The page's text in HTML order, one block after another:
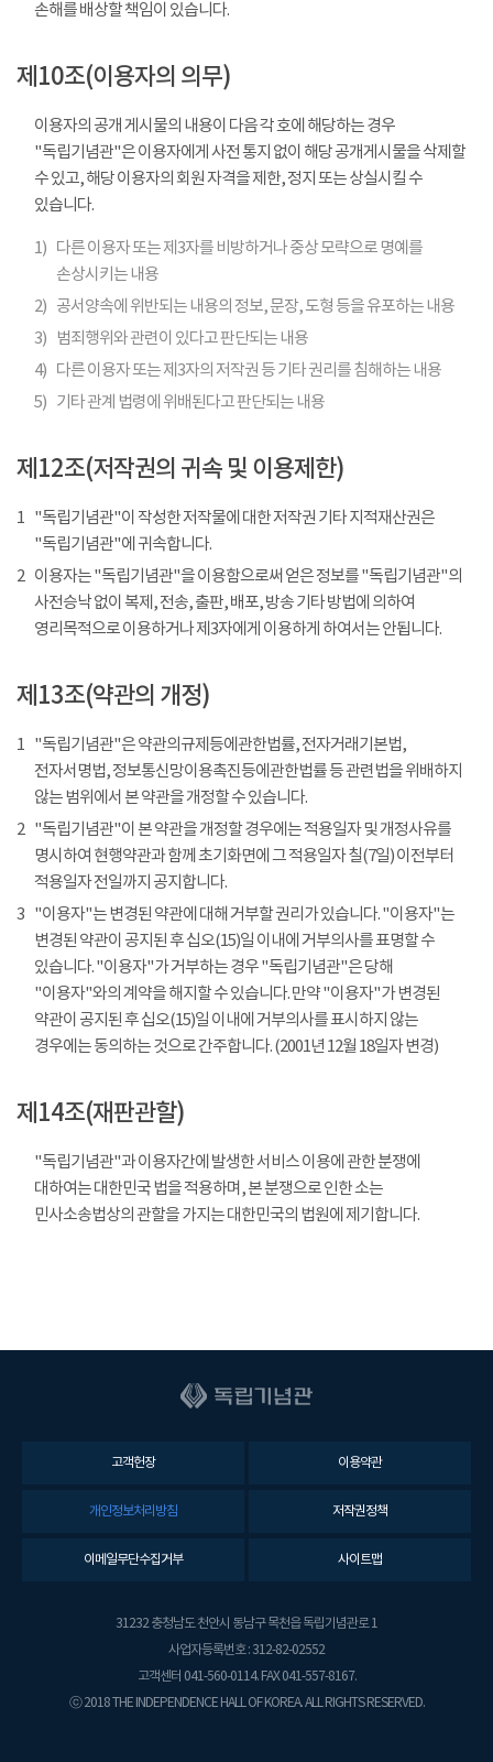
손해를 배상할 책임이 있습니다.
제10조(이용자의 의무)
이용자의 공개 게시물의 내용이 다음 각 호에 해당하는 경우
"독립기념관"은 이용자에게 사전 통지 없이 해당 공개게시물을 삭제할
수 있고, 해당 이용자의 회원 자격을 제한, 정지 또는 상실시킬 수
있습니다.
1) 다른 이용자 또는 제3자를 비방하거나 중상 모략으로 명예를
손상시키는 내용
2) 공서양속에 위반되는 내용의 정보, 문장, 도형 등을 유포하는 내용
3)
범죄행위와 관련이 있다고 판단되는 내용
4) 다른 이용자 또는 제3자의 저작권 등 기타 권리를 침해하는 내용
5) 기타 관계 법령에 위배된다고 판단되는 내용
제12조(저작권의 귀속 및 이용제한)
1 "독립기념관"이 작성한 저작물에 대한 저작권 기타 지적재산권은
"독립기념관"에 귀속합니다.
2 이용자는 "독립기념관"을 이용함으로써 얻은 정보를 "독립기념관"의
사전승낙 없이 복제, 전송, 출판, 배포, 방송 기타 방법에 의하여
영리목적으로 이용하거나 제3자에게 이용하게 하여서는 안됩니다.
제13조(약관의 개정)
1 "독립기념관"은 약관의규제등에관한법률, 전자거래기본법,
전자서명법, 정보통신망이용촉진등에관한법률 등 관련법을 위배하지
않는 범위에서 본 약관을 개정할 수 있습니다.
2 "독립기념관"이 본 약관을 개정할 경우에는 적용일자 및 개정사유를
명시하여 현행약관과 함께 초기화면에 그 적용일자 칠(7일) 이전부터
적용일자 전일까지 공지합니다.
3 "이용자"는 변경된 약관에 대해 거부할 권리가 있습니다. "이용자"는
변경된 약관이 공지된 후 십오(15)일 이내에 거부의사를 표명할 수
있습니다. "이용자"가 거부하는 경우 "독립기념관"은 당해
"이용자"와의 계약을 해지할 수 있습니다. 만약 "이용자"가 변경된
약관이 공지된 후 십오(15)일 이내에 거부의사를 표시하지 않는
경우에는 동의하는 것으로 간주합니다. (2001년 12월 18일자 변경)
제14조(재판관할)
"독립기념관"과 이용자간에 발생한 서비스 이용에 관한 분쟁에
대하여는 대한민국 법을 적용하며, 본 분쟁으로 인한 소는
민사소송법상의 관할을 가지는 대한민국의 법원에 제기합니다.
고객헌장 이용약관
개인정보처리방침 저작권정책
이메일무단수집거부 사이트맵
31232 충청남도 천안시 동남구 목천읍 독립기념관로 1
사업자등록번호 : 312-82-02552
고객센터 041-560-0114. FAX 041-557-8167.
ⓒ 2018 THE INDEPENDENCE HALL OF KOREA. ALL RIGHTS RESERVED.